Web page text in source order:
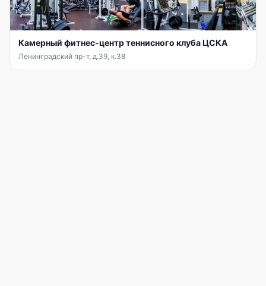
Камерный фитнес-центр теннисного клуба ЦСКА
Ленинградский пр-т, д.39, к.38